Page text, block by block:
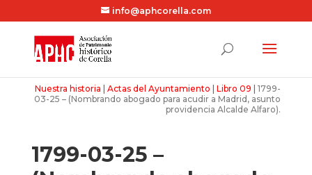
info@aphcorella.com
Nuestra historia |Actas del Ayuntamiento |Libro 09 |1799-
03-25 – (Nombrando abogado para acudir a Madrid, asunto
providencia Alcalde Alfaro).
1799-03-25 –